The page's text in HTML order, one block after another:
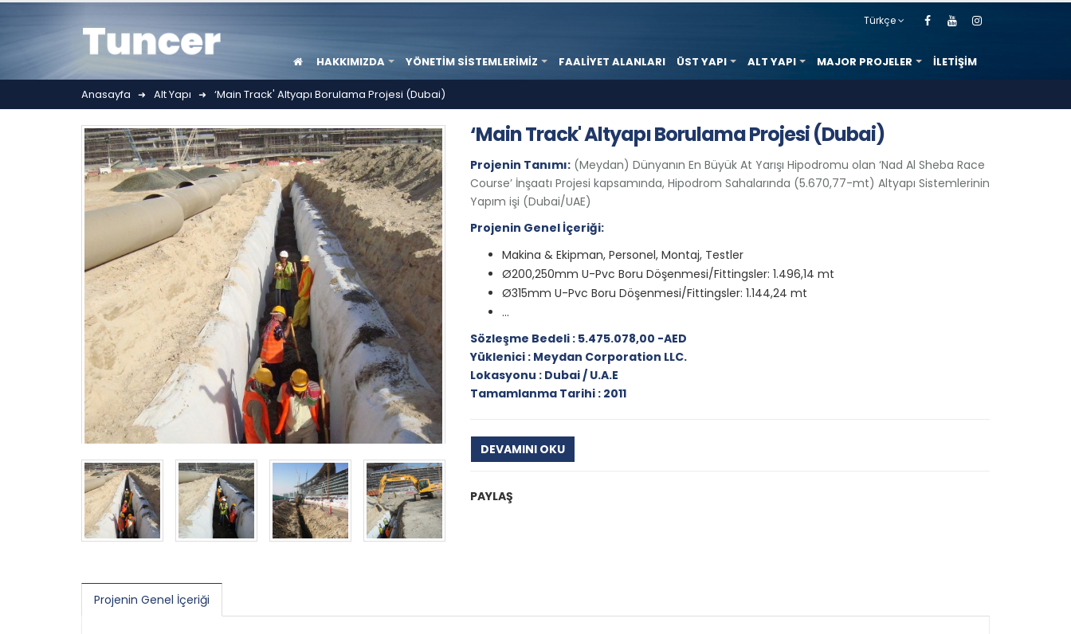
Türkçe
HAKKIMIZDA YÖNETIM SISTEMLERIMIZ FAALIYET ALANLARI ÜST YAPI ALT YAPI MAJOR PROJELER İLETIŞIM
Anasayfa Alt Yapı ​‘Main Track' Altyapı Borulama Projesi (Dubai)
​‘Main Track' Altyapı Borulama Projesi (Dubai)
Projenin Tanımı:(Meydan) Dünyanın En Büyük At Yarışı Hipodromu olan ‘Nad Al Sheba Race
Course’ İnşaatı Projesi kapsamında, Hipodrom Sahalarında (5.670,77-mt) Altyapı Sistemlerinin
Yapım işi (Dubai/UAE)
Projenin Genel İçeriği:
Makina & Ekipman, Personel, Montaj, Testler
Ø200,250mm U-Pvc Boru Döşenmesi/Fittingsler: 1.496,14 mt
Ø315mm U-Pvc Boru Döşenmesi/Fittingsler: 1.144,24 mt
...
Sözleşme Bedeli : 5.475.078,00 -AED
Yüklenici : Meydan Corporation LLC.
Lokasyonu : Dubai / U.A.E
Tamamlanma Tarihi : 2011
DEVAMINI OKU
PAYLAŞ
Projenin Genel İçeriği